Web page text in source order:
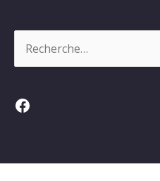
Facebook